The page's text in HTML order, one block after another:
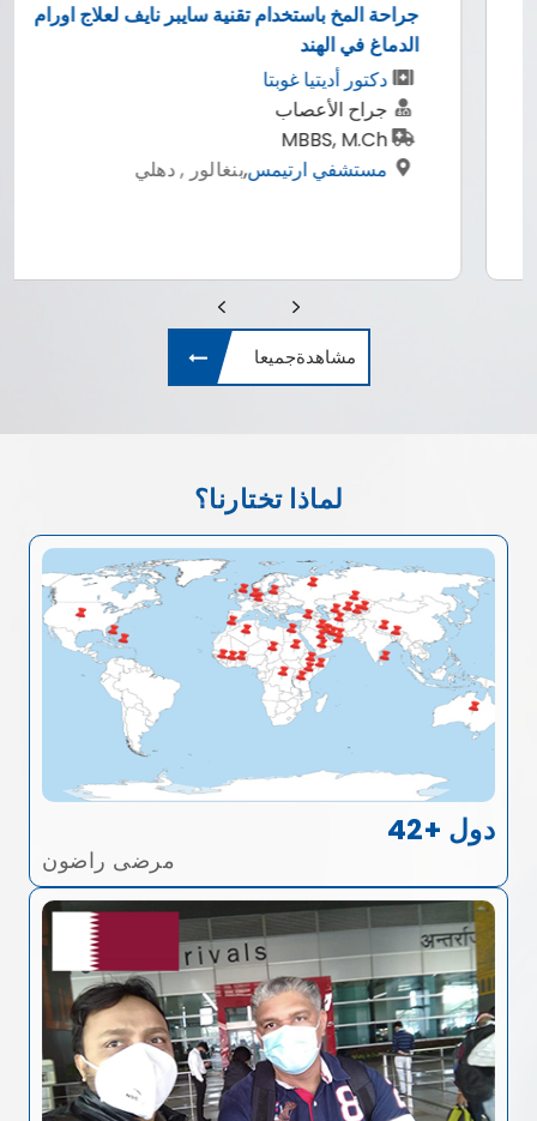
جراحة المخ باستخدام تقنية سايبر نايف لعلاج اورام
الدماغ في الهند
دكتور أديتيا غوبتا
جراح الأعصاب
MBBS, M.Ch
مستشفي ارتيمس,بنغالور , دهلي
مشاهدةجميعا
لماذا تختارنا؟
42+ دول
مرضى راضون